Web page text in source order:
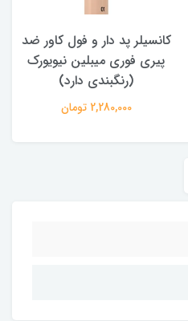
کانسیلر پد دار و فول کاور ضد
پیری فوری میبلین نیویورک
(رنگبندی دارد)
2,280,000 تومان